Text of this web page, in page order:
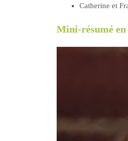
Catherine et
Mini-résumé en